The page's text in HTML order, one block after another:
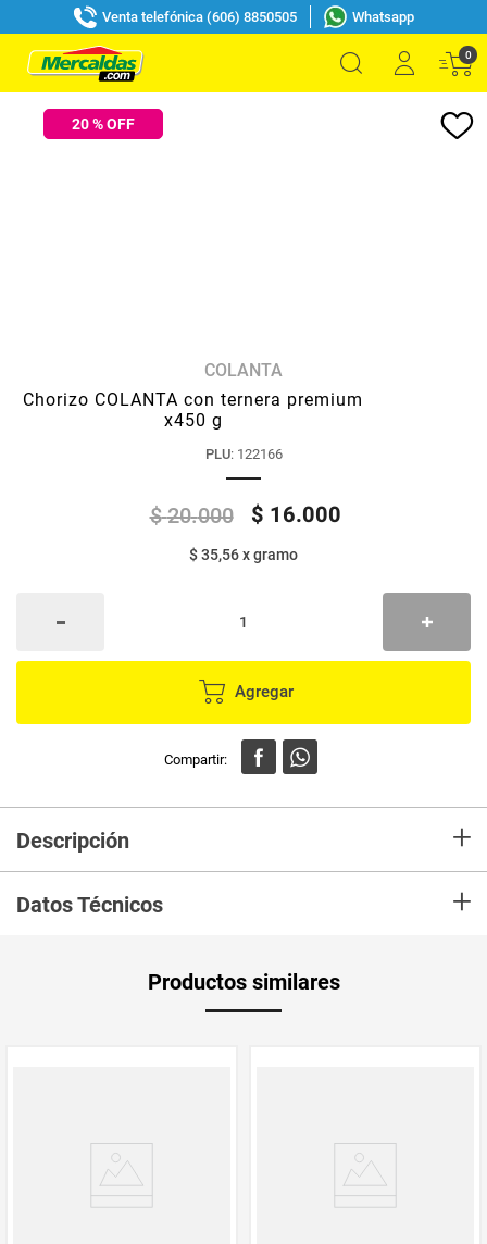
Venta telefónica (606) 8850505 Whatsapp
0
20% OFF
COLANTA
Chorizo COLANTA con ternera premium
x450 g
PLU: 122166
$ 20.000 $ 16.000
$ 35,56xgramo
Agregar
Descripción +
Datos Técnicos +
Productos similares